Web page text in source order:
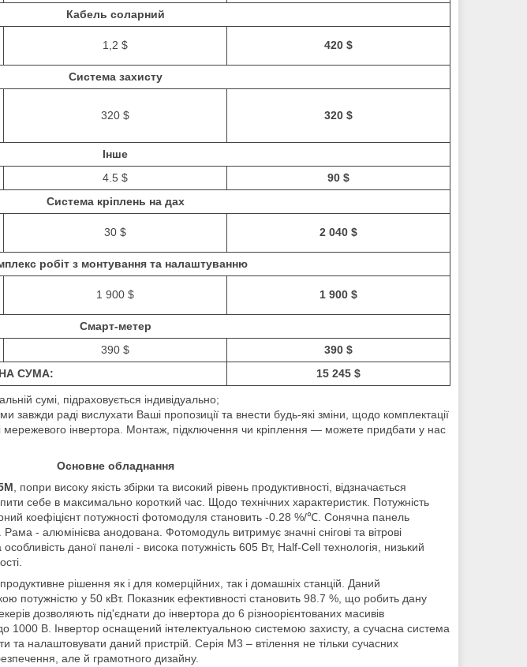
Кабель соларний
1,2 $ 420 $
Система захисту
320 $ 320 $
Інше
4.5 $
90 $
Система кріплень на дах
30 $ 2 040 $
робіт з монтування та налаштуванню
1 900 $ 1 900 $
Смарт-метер
390 $
390 $
СУМА:
15 245 $
сумі, підраховується індивідуально;
завжди раді вислухати Ваші пропозиції та внести будь-які зміни, щодо комплектації
мережевого інвертора. Монтаж, підключення чи кріплення ― можете придбати у нас
Основне обладнання
, попри високу якість збірки та високий рівень продуктивності, відзначається
себе в максимально короткий час. Щодо технічних характеристик. Потужність
коефіцієнт потужності фотомодуля становить -0.28 %/℃. Сонячна панель
- алюмінієва анодована. Фотомодуль витримує значні снігові та вітрові
даної панелі - висока потужність 605 Вт, Half-Cell технологія, низький
рішення як і для комерційних, так і домашніх станцій. Даний
потужністю у 50 кВт. Показник ефективності становить 98.7 %, що робить дану
дозволяють під'єднати до інвертора до 6 різноорієнтованих масивів
1000 В. Інвертор оснащений інтелектуальною системою захисту, а сучасна система
та налаштовувати даний пристрій. Серія M3 – втілення не тільки сучасних
але й грамотного дизайну.